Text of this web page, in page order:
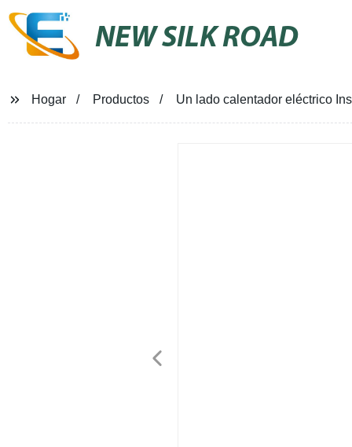
NEW SILK ROAD
Hogar Productos Un lado calentador eléctrico